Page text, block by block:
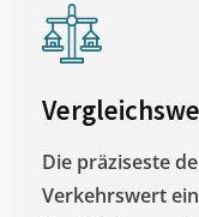
Die präziseste
Verkehrswert